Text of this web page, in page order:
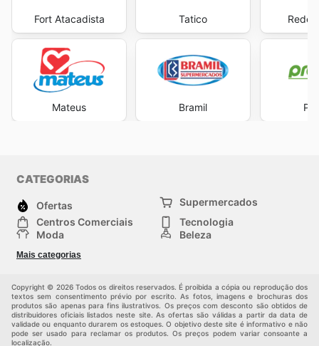
Fort Atacadista
Mateus
Tatico
Bramil
Rede
CATEGORIAS
Ofertas
Supermercados
Centros Comerciais
Tecnologia
Moda
Beleza
Construção e jardinagem
Mais categorias
Copyright © 2026 Todos os direitos reservados. É proibida a cópia ou reprodução dos
textos sem consentimento prévio por escrito. As fotos, imagens e brochuras dos
produtos são apenas para fins ilustrativos. Os preços com desconto são obtidos de
distribuidores oficiais listados neste site. As ofertas são válidas a partir da data de
validade ou enquanto durarem os estoques. O objetivo deste site é informativo e não
pode ser usado para reclamar os produtos. Os preços podem variar consoante a
localização.